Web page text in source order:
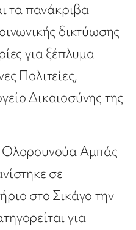
τα πανάκριβα
δικτύωσης
για ξέπλυμα
Πολιτείες,
Δικαιοσύνης της
Αμπάς
σε
στο Σικάγο την
για